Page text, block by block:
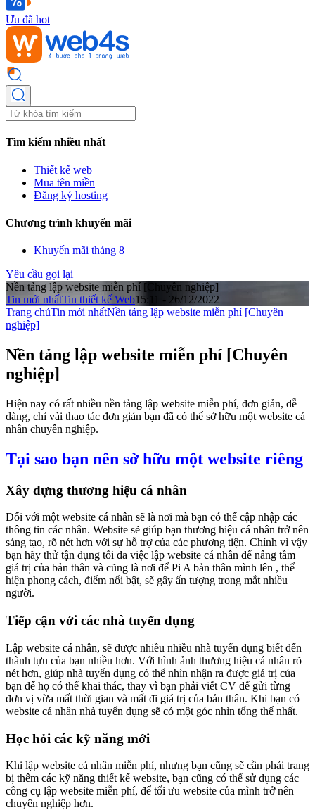
Ưu đã hot
Tìm kiếm nhiều nhất
Thiết kế web
Mua tên miền
Đăng ký hosting
Chương trình khuyến mãi
Khuyến mãi tháng 8
Yêu cầu gọi lại
Nền tảng lập website miễn phí [Chuyên nghiệp]
Tin mới nhấtTin thiết kế Web15:11 - 26/12/2022
Trang chủTin mới nhấtNền tảng lập website miễn phí [Chuyên
nghiệp]
Nền tảng lập website miễn phí [Chuyên
nghiệp]
Hiện nay có rất nhiều nền tảng lập website miễn phí, đơn giản, dễ
dàng, chỉ vài thao tác đơn giản bạn đã có thể sở hữu một website cá
nhân chuyên nghiệp.
Tại sao bạn nên sở hữu một website riêng
Xây dựng thương hiệu cá nhân
Đối với một website cá nhân sẽ là nơi mà bạn có thể cập nhập các
thông tin các nhân. Website sẽ giúp bạn thương hiệu cá nhân trở nên
sáng tạo, rõ nét hơn với sự hỗ trợ của các phương tiện. Chính vì vậy
bạn hãy thử tận dụng tối đa việc lập website cá nhân để nâng tầm
giá trị của bản thân và cũng là nơi để Pi A bản thân mình lên , thể
hiện phong cách, điểm nổi bật, sẽ gây ấn tượng trong mắt nhiều
người.
Tiếp cận với các nhà tuyển dụng
Lập website cá nhân, sẽ được nhiều nhiều nhà tuyển dụng biết đến
thành tựu của bạn nhiều hơn. Với hình ảnh thương hiệu cá nhân rõ
nét hơn, giúp nhà tuyển dụng có thể nhìn nhận ra được giá trị của
bạn để họ có thể khai thác, thay vì bạn phải viết CV để gửi từng
đơn vị vừa mất thời gian và mất đi giá trị của bản thân. Khi bạn có
website cá nhân nhà tuyển dụng sẽ có một góc nhìn tổng thể nhất.
Học hỏi các kỹ năng mới
Khi lập website cá nhân miễn phí, nhưng bạn cũng sẽ cần phải trang
bị thêm các kỹ năng thiết kế website, bạn cũng có thể sử dụng các
công cụ lập website miễn phí, để tối ưu website của mình trở nên
chuyên nghiệp hơn.